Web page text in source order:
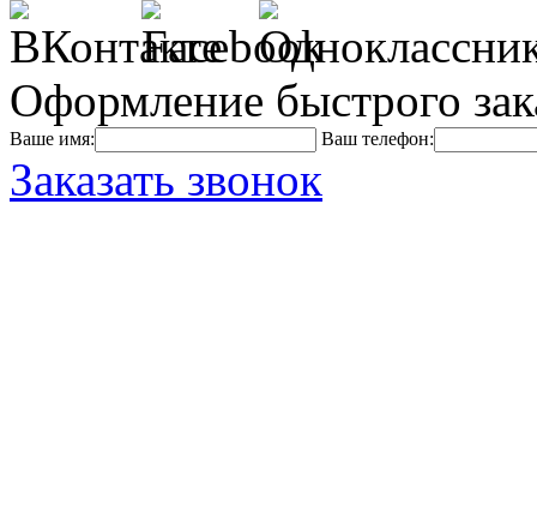
Оформление быстрого
Ваше имя: Ваш телефон:
Заказать звонок